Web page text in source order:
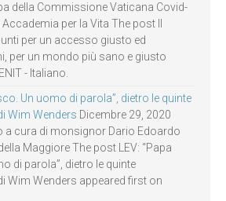
della Commissione Vaticana Covid-
per la Vita The post Il
per un accesso giusto ed
per un mondo più sano e giusto
- Italiano.
Un uomo di parola”, dietro le quinte
Wim Wenders Dicembre 29, 2020
cura di monsignor Dario Edoardo
Maggiore The post LEV: “Papa
di parola”, dietro le quinte
Wim Wenders appeared first on